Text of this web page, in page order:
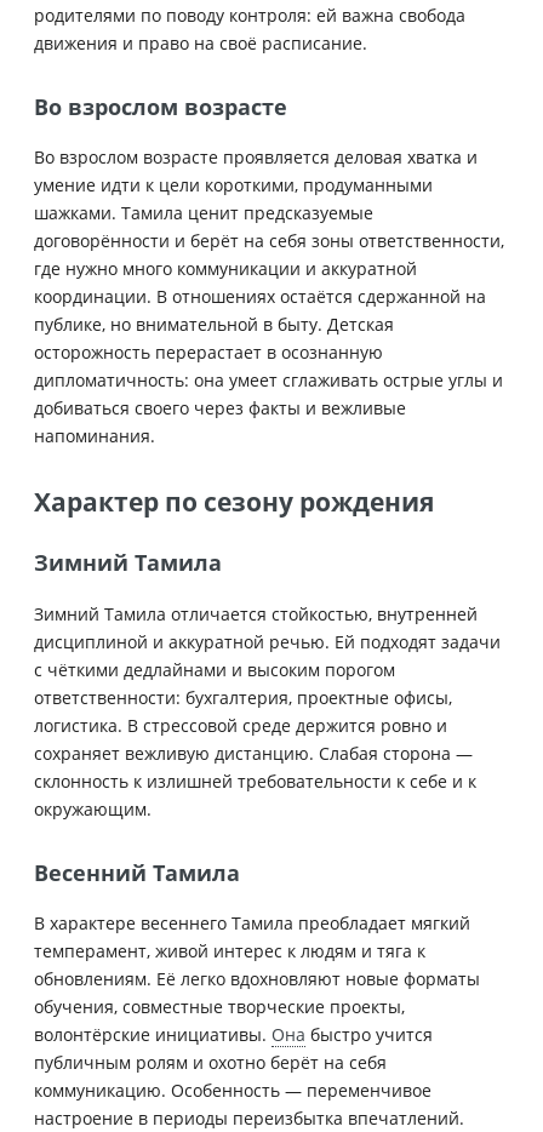
родителями по поводу контроля: ей важна свобода
движения и право на своё расписание.
Во взрослом возрасте
Во взрослом возрасте проявляется деловая хватка и
умение идти к цели короткими, продуманными
шажками. Тамила ценит предсказуемые
договорённости и берёт на себя зоны ответственности,
где нужно много коммуникации и аккуратной
координации. В отношениях остаётся сдержанной на
публике, но внимательной в быту. Детская
осторожность перерастает в осознанную
дипломатичность: она умеет сглаживать острые углы и
добиваться своего через факты и вежливые
напоминания.
Характер по сезону рождения
Зимний Тамила
Зимний Тамила отличается стойкостью, внутренней
дисциплиной и аккуратной речью. Ей подходят задачи
с чёткими дедлайнами и высоким порогом
ответственности: бухгалтерия, проектные офисы,
логистика. В стрессовой среде держится ровно и
сохраняет вежливую дистанцию. Слабая сторона —
склонность к излишней требовательности к себе и к
окружающим.
Весенний Тамила
В характере весеннего Тамила преобладает мягкий
темперамент, живой интерес к людям и тяга к
обновлениям. Её легко вдохновляют новые форматы
обучения, совместные творческие проекты,
волонтёрские инициативы. Она быстро учится
публичным ролям и охотно берёт на себя
коммуникацию. Особенность — переменчивое
настроение в периоды переизбытка впечатлений.